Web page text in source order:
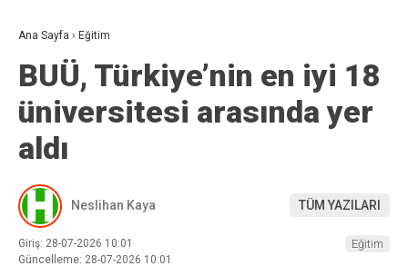
Ana Sayfa › Eğitim
BUÜ, Türkiye’nin en iyi 18
üniversitesi arasında yer
aldı
Neslihan Kaya TÜM YAZILARI
Giriş: 28-07-2026 10:01
Güncelleme: 28-07-2026 10:01
Eğitim